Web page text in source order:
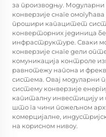
за производњу.
конверзије снаге
прошири капацитет
конверторних јединица
инфраструктуре. Сваки
конверзије снаге дели
комуникација контроле
равнотежу напона и
система. Овај модуларни
систему конверзије
капиталну инвестицију и
што га чини пожељном
комерцијалне,
на корисном нивоу.